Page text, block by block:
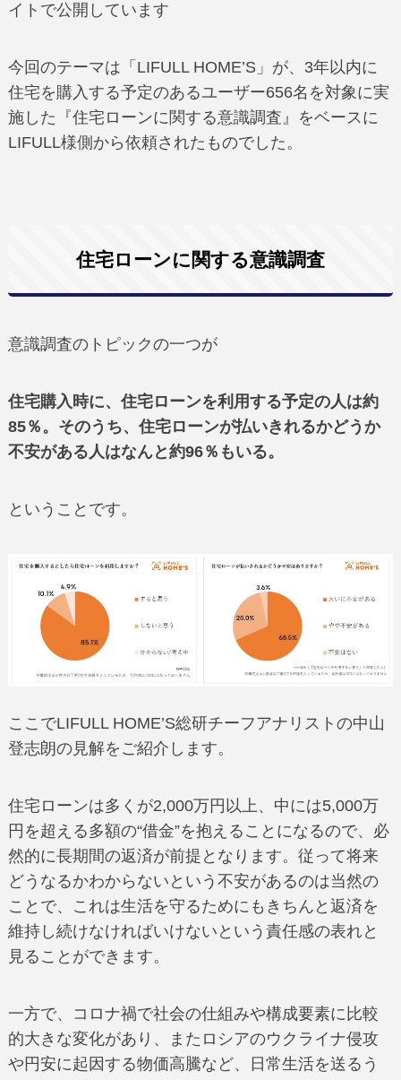
イトで公開しています
今回のテーマは「LIFULL HOME’S」が、3年以内に
住宅を購入する予定のあるユーザー656名を対象に実
施した『住宅ローンに関する意識調査』をベースに
LIFULL様側から依頼されたものでした。
住宅ローンに関する意識調査
意識調査のトピックの一つが
住宅購入時に、住宅ローンを利用する予定の人は約
85％。そのうち、住宅ローンが払いきれるかどうか
不安がある人はなんと約96％もいる。
ということです。
ここでLIFULL HOME’S総研チーフアナリストの中山
登志朗の見解をご紹介します。
住宅ローンは多くが2,000万円以上、中には5,000万
円を超える多額の“借金”を抱えることになるので、必
然的に長期間の返済が前提となります。従って将来
どうなるかわからないという不安があるのは当然の
ことで、これは生活を守るためにもきちんと返済を
維持し続けなければいけないという責任感の表れと
見ることができます。
一方で、コロナ禍で社会の仕組みや構成要素に比較
的大きな変化があり、またロシアのウクライナ侵攻
や円安に起因する物価高騰など、日常生活を送るう